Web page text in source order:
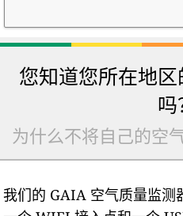
您知道您所在地
吗
为什么不将自己的空
我们的 GAIA 空气质量监测